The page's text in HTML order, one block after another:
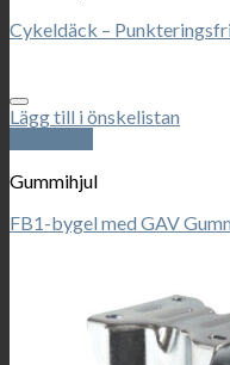
Cykeldäck –
Lägg till i önskelistan
Gummihjul
FB1-bygel med GAV